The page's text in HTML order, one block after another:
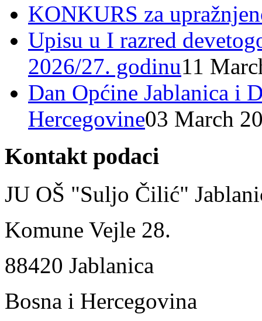
KONKURS za
Upisu u I razred
2026/27. godinu11
Dan Općine Jablanica i
Hercegovine03 March
Kontakt podaci
JU OŠ "Suljo Čilić"
Komune Vejle 28.
88420 Jablanica
Bosna i Hercegovina